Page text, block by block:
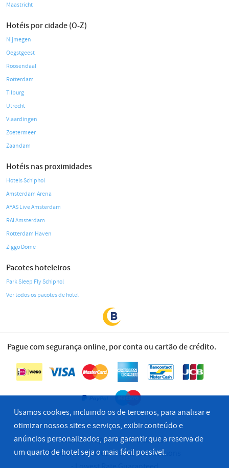
Maastricht
Hotéis por cidade (O-Z)
Nijmegen
Oegstgeest
Roosendaal
Rotterdam
Tilburg
Utrecht
Vlaardingen
Zoetermeer
Zaandam
Hotéis nas proximidades
Hotels Schiphol
Amsterdam Arena
AFAS Live Amsterdam
RAI Amsterdam
Rotterdam Haven
Ziggo Dome
Pacotes hoteleiros
Park Sleep Fly Schiphol
Ver todos os pacotes de hotel
Pague com segurança online, por conta ou cartão de crédito.
© 2026 Grupo Hoteleiro Bastião
Privacy & Cookies Terms & Conditions
Usamos cookies, incluindo os de terceiros, para analisar e
otimizar nossos sites e serviços, exibir conteúdo e
anúncios personalizados, para garantir que a reserva de
um quarto de hotel seja o mais fácil possível.